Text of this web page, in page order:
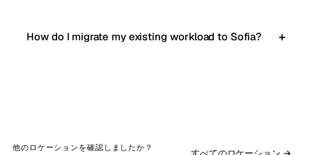
How do I migrate my existing workload to Sofia?
他のロケーションを確認しましたか？